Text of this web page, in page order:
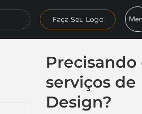
Faça Seu Logo
Precisando
serviços de
Design?